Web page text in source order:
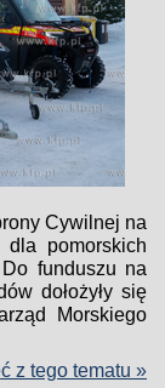
Cywilnej na
dla pomorskich
funduszu na
dołożyły się
Morskiego
z tego tematu »